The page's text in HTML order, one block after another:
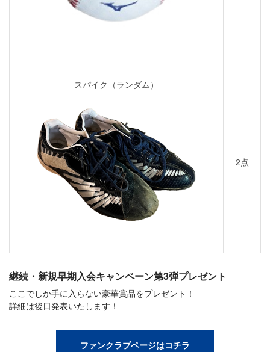
スパイク（ランダム）
2点
継続・新規早期入会キャンペーン第3弾プレゼント
ここでしか手に入らない豪華賞品をプレゼント！
詳細は後日発表いたします！
ファンクラブページはコチラ